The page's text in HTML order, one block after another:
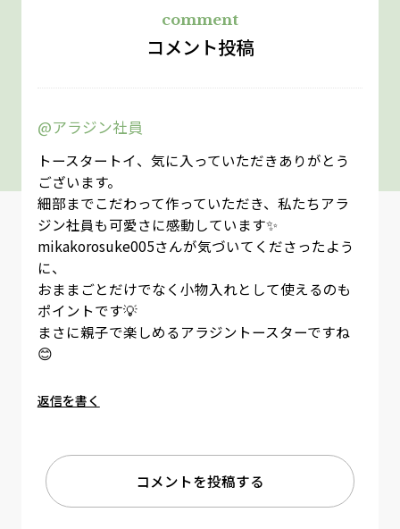
comment
コメント投稿
@アラジン社員
トースタートイ、気に入っていただきありがとう
ございます。
細部までこだわって作っていただき、私たちアラ
ジン社員も可愛さに感動しています✨
mikakorosuke005さんが気づいてくださったよう
に、
おままごとだけでなく小物入れとして使えるのも
ポイントです💡
まさに親子で楽しめるアラジントースターですね
😊
返信を書く
コメントを投稿する